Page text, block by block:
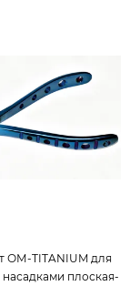
ОМ-TITANIUM для
плоская-